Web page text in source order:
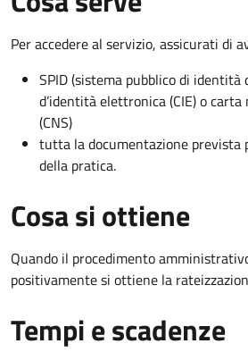
Per accedere al servizio, assicurati di
SPID (sistema pubblico di identità
d’identità elettronica (CIE) o
(CNS)
tutta la documentazione prevista
della pratica.
Cosa si ottiene
Quando il procedimento
positivamente si ottiene la
Tempi e scadenze